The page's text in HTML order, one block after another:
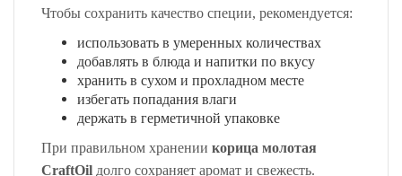
Чтобы сохранить качество специи, рекомендуется:
использовать в умеренных количествах
добавлять в блюда и напитки по вкусу
хранить в сухом и прохладном месте
избегать попадания влаги
держать в герметичной упаковке
При правильном хранении корица молотая
CraftOil долго сохраняет аромат и свежесть.